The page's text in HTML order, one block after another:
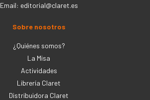
Email: editorial@claret.es
Sobre nosotros
¿Quiénes somos?
La Misa
Actividades
Librería Claret
Distribuidora Claret